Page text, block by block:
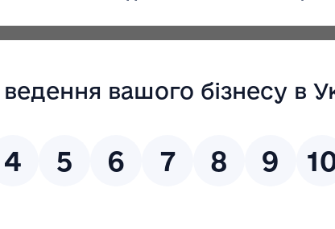
1, загальною площею 64,7